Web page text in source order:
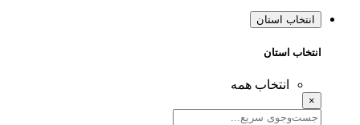
انتخاب استان
انتخاب استان
انتخاب همه
×